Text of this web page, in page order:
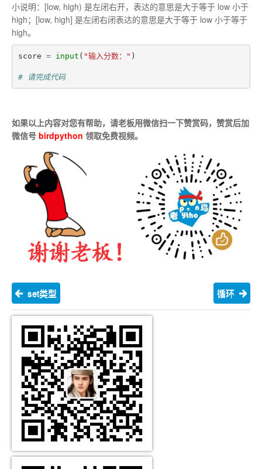
小说明：[low, high) 是左闭右开，表达的意思是大于等于 low 小于
high；[low, high] 是左闭右闭表达的意思是大于等于 low 小于等于
high。
score = input ( "输入分数：" )
# 请完成代码
如果以上内容对您有帮助，请老板用微信扫一下赞赏码，赞赏后加
微信号 birdpython 领取免费视频。
set类型 循环